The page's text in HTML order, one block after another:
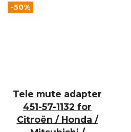
-50%
Tele mute adapter
451-57-1132 for
Citroën / Honda /